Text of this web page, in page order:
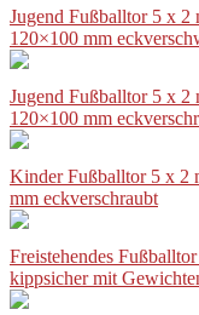
Jugend Fußballtor 5 x
120×100 mm
Jugend Fußballtor 5 x
120×100 mm
Kinder Fußballtor 5 x 2
mm eckverschraubt
Freistehendes
kippsicher mit